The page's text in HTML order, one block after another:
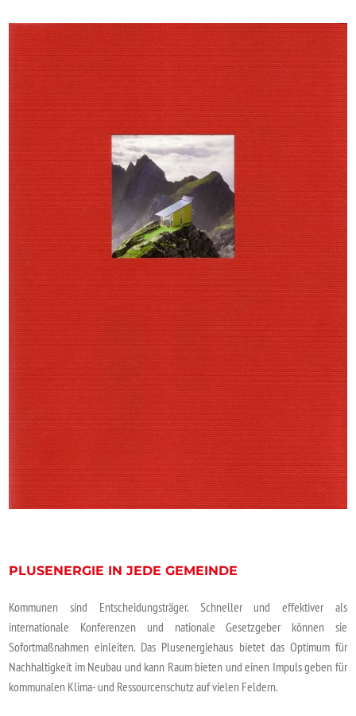
PLUSENERGIE IN JEDE GEMEINDE
Kommunen sind Entscheidungsträger. Schneller und effektiver als
internationale Konferenzen und nationale Gesetzgeber können sie
Sofortmaßnahmen einleiten. Das Plusenergiehaus bietet das Optimum für
Nachhaltigkeit im Neubau und kann Raum bieten und einen Impuls geben für
kommunalen Klima- und Ressourcenschutz auf vielen Feldern.